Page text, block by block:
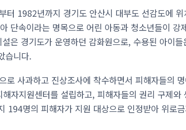
터 1982년까지 경기도 안산시 대부도 선감도에
단속이라는 명목으로 어린 아동과 청소년들이 강
은 경기도가 운영하던 감화원으로, 수용된 아이
습니다.
로 사과하고 진상조사에 착수하면서 피해자들의
자지원센터를 설립하고, 피해자들의 권리 구제
194명의 피해자가 지원 대상으로 인정받아 위로